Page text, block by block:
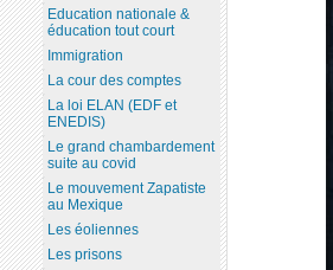
Education nationale &
éducation tout court
Immigration
La cour des comptes
La loi ELAN (EDF et
ENEDIS)
Le grand chambardement
suite au covid
Le mouvement Zapatiste
au Mexique
Les éoliennes
Les prisons